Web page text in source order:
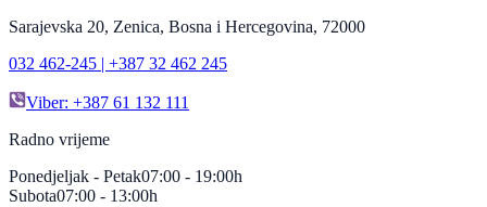
Sarajevska 20, Zenica, Bosna i Hercegovina, 72000
032 462-245 | +387 32 462 245
Viber: +387 61 132 111
Radno vrijeme
Ponedjeljak - Petak07:00 - 19:00h
Subota07:00 - 13:00h